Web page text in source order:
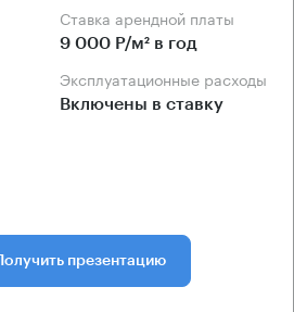
Ставка арендной платы
9 000 Р/м² в год
Эксплуатационные расходы
Включены в ставку
Получить презентацию